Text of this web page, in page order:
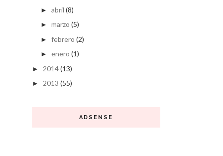
► abril (8)
► marzo (5)
► febrero (2)
► enero (1)
► 2014(13)
► 2013 (55)
ADSENSE